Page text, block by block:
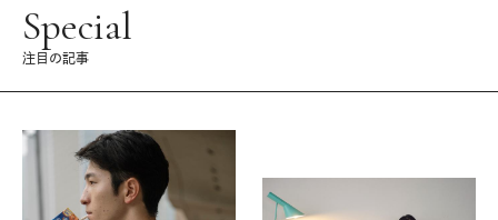
Special
注目の記事